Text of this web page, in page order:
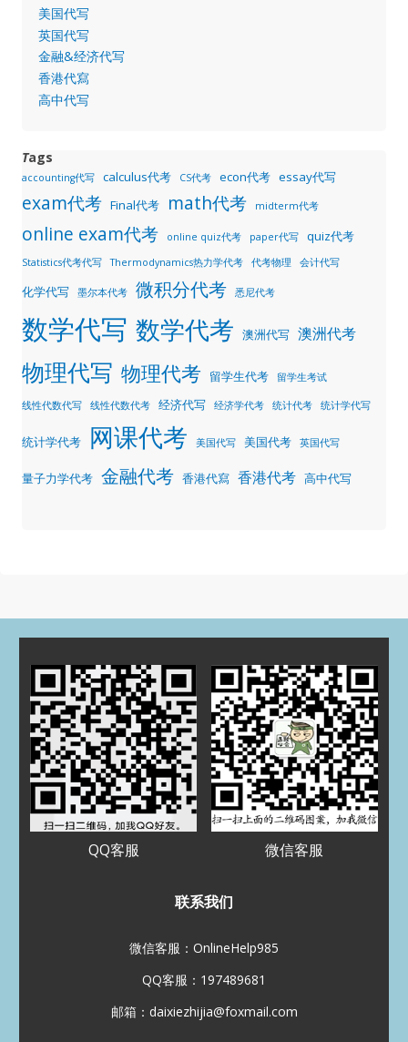
美国代写
英国代写
金融&经济代写
香港代寫
高中代写
Tags
accounting代写 calculus代考 CS代考 econ代考 essay代写
exam代考 Final代考 math代考 midterm代考
online exam代考 online quiz代考 paper代写 quiz代考
Statistics代考代写 Thermodynamics热力学代考 代考物理 会计代写
化学代写 墨尔本代考 微积分代考 悉尼代考
数学代写 数学代考 澳洲代写 澳洲代考
物理代写 物理代考 留学生代考 留学生考试
线性代数代写 线性代数代考 经济代写 经济学代考 统计代考 统计学代写
统计学代考 网课代考 美国代写 美国代考 英国代写
量子力学代考 金融代考 香港代寫 香港代考 高中代写
2025 年 3 月
2024 年 5 月
2024 年 4 月
2023 年 12 月
2023 年 9 月
2023 年 8 月
2023 年 5 月
2023 年 4 月
2022 年 11 月
2022 年 8 月
2022 年 7 月
2022 年 5 月
2022 年 3 月
2022 年 1 月
2021 年 12 月
2021 年 11 月
2021 年 10 月
2021 年 9 月
QQ客服 微信客服
联系我们
微信客服：OnlineHelp985
QQ客服：197489681
邮箱：daixiezhijia@foxmail.com